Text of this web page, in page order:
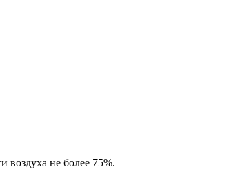
воздуха не более 75%.